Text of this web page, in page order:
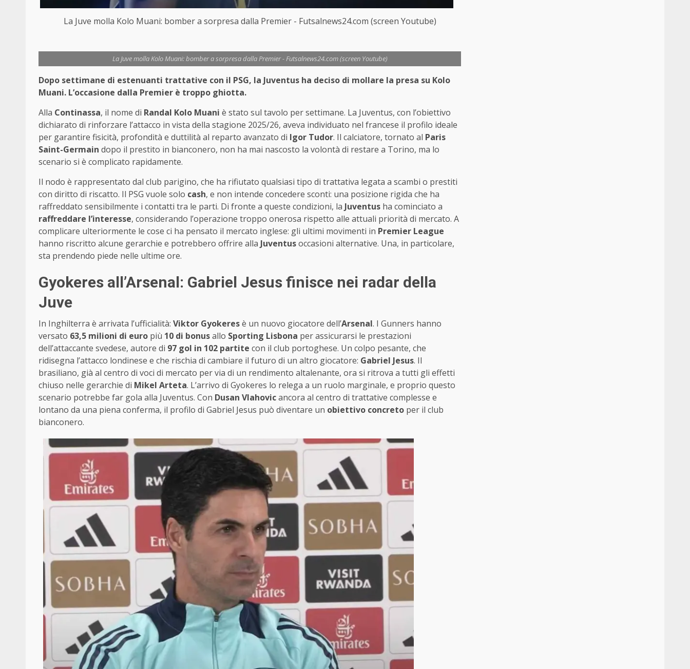
La Juve molla Kolo Muani: bomber a sorpresa dalla Premier - Futsalnews24.com (screen Youtube)
La Juve molla Kolo Muani: bomber a sorpresa dalla Premier - Futsalnews24.com (screen Youtube)
Dopo settimane di estenuanti trattative con il PSG, la Juventus ha deciso di mollare la presa su Kolo
Muani. L’occasione dalla Premier è troppo ghiotta.
Alla Continassa, il nome di Randal Kolo Muani è stato sul tavolo per settimane. La Juventus, con l’obiettivo
dichiarato di rinforzare l’attacco in vista della stagione 2025/26, aveva individuato nel francese il profilo ideale
per garantire fisicità, profondità e duttilità al reparto avanzato di Igor Tudor. Il calciatore, tornato al Paris
Saint-Germain dopo il prestito in bianconero, non ha mai nascosto la volontà di restare a Torino, ma lo
scenario si è complicato rapidamente.
Il nodo è rappresentato dal club parigino, che ha rifiutato qualsiasi tipo di trattativa legata a scambi o prestiti
con diritto di riscatto. Il PSG vuole solo cash, e non intende concedere sconti: una posizione rigida che ha
raffreddato sensibilmente i contatti tra le parti. Di fronte a queste condizioni, la Juventus ha cominciato a
raffreddare l’interesse, considerando l’operazione troppo onerosa rispetto alle attuali priorità di mercato. A
complicare ulteriormente le cose ci ha pensato il mercato inglese: gli ultimi movimenti in Premier League
hanno riscritto alcune gerarchie e potrebbero offrire alla Juventusoccasioni alternative. Una, in particolare,
sta prendendo piede nelle ultime ore.
Gyokeres all’Arsenal: Gabriel Jesus finisce nei radar della
Juve
In Inghilterra è arrivata l’ufficialità: Viktor Gyokeresè un nuovo giocatore dell’Arsenal. I Gunners hanno
versato 63,5 milioni di euro più 10 di bonusallo Sporting Lisbona per assicurarsi le prestazioni
dell’attaccante svedese, autore di 97 gol in 102 partite con il club portoghese. Un colpo pesante, che
ridisegna l’attacco londinese e che rischia di cambiare il futuro di un altro giocatore: Gabriel Jesus. Il
brasiliano, già al centro di voci di mercato per via di un rendimento altalenante, ora si ritrova a tutti gli effetti
chiuso nelle gerarchie di Mikel Arteta. L’arrivo di Gyokeres lo relega a un ruolo marginale, e proprio questo
scenario potrebbe far gola alla Juventus. Con Dusan Vlahovicancora al centro di trattative complesse e
lontano da una piena conferma, il profilo di Gabriel Jesus può diventare un obiettivo concreto per il club
bianconero.